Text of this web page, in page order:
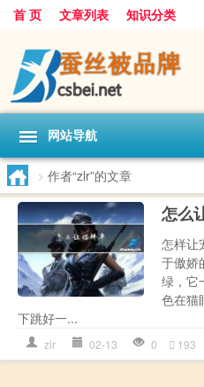
首 页 文章列表 知识分类
网站导航
> 作者“zlr”的文章
怎么
怎样让
于傲娇
绿，它
色在猫
下跳好一...
zlr 02-13 0 193